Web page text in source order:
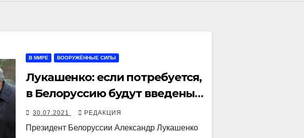
В МИРЕ ВООРУЖЁННЫЕ СИЛЫ
Лукашенко: если потребуется,
в Белоруссию будут введены
«все вооруженные силы
России»
30.07.2021 РЕДАКЦИЯ
Президент Белоруссии Александр Лукашенко